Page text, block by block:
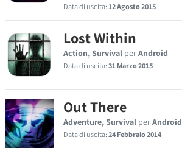
Data di uscita:12 Agosto 2015
Lost Within
Action, Survival perAndroid
Data di uscita:31 Marzo 2015
Out There
Adventure, Survival perAndroid
Data di uscita:24 Febbraio 2014